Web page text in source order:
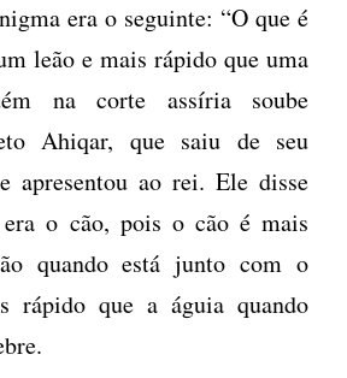
era o seguinte: “O que é
leão e mais rápido que uma
na corte assíria soube
Ahiqar, que saiu de seu
apresentou ao rei. Ele disse
era o cão, pois o cão é mais
quando está junto com o
rápido que a águia quando